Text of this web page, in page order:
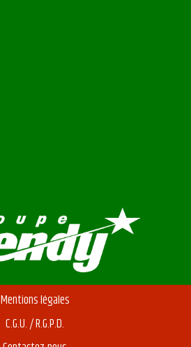
Mentions légales
C.G.U. / R.G.P.D.